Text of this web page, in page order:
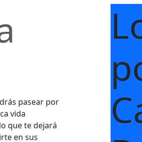
pasear por
vida
que te dejará
en sus